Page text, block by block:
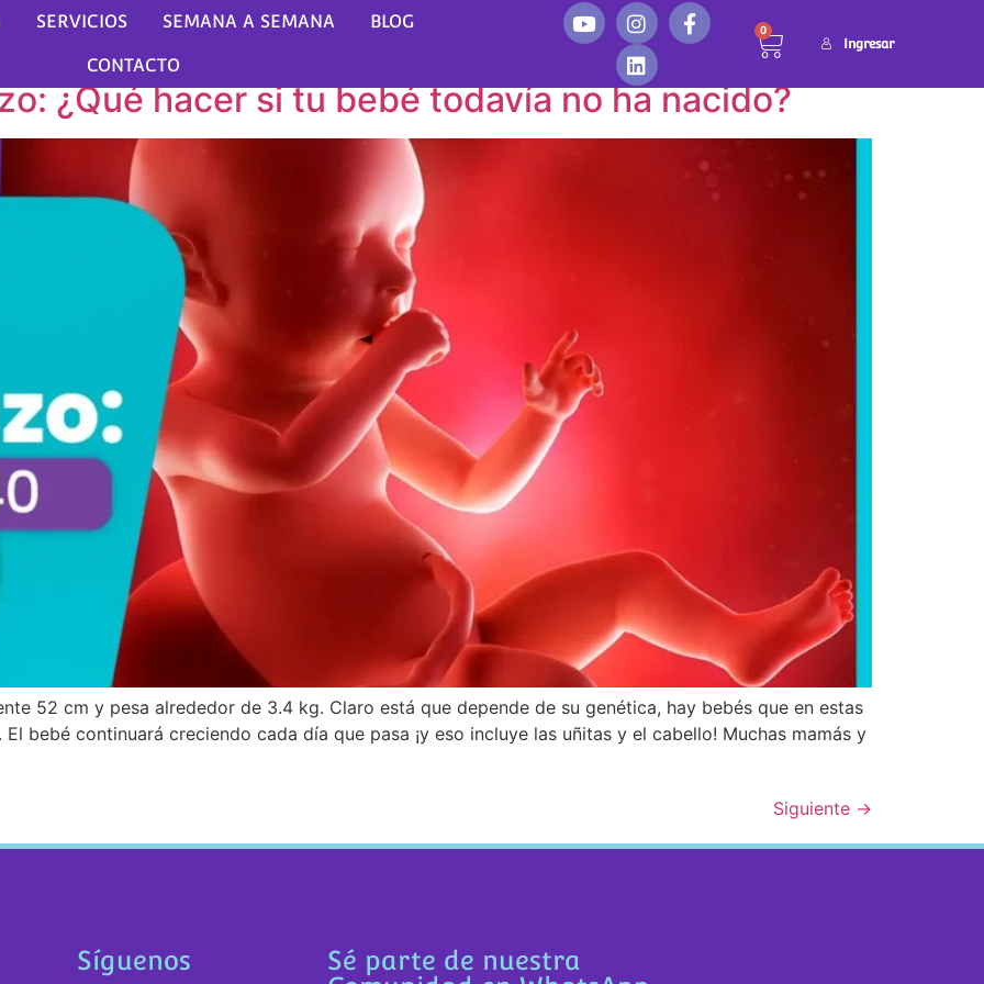
SERVICIOS SEMANA A SEMANA BLOG
CONTACTO
0
Ingresar
de 2024
¿Qué hacer si tu bebé todavía no ha nacido?
52 cm y pesa alrededor de 3.4 kg. Claro está que depende de su genética, hay bebés que en estas
bebé continuará creciendo cada día que pasa ¡y eso incluye las uñitas y el cabello! Muchas mamás y
Siguiente →
Síguenos
Sé parte de nuestra